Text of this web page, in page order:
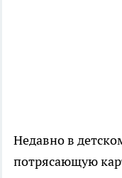
Недавно в
потрясающую